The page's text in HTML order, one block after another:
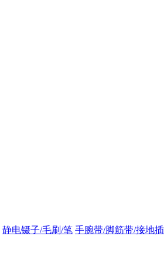
静电镊子/毛刷/笔 手腕带/脚筋带/接地